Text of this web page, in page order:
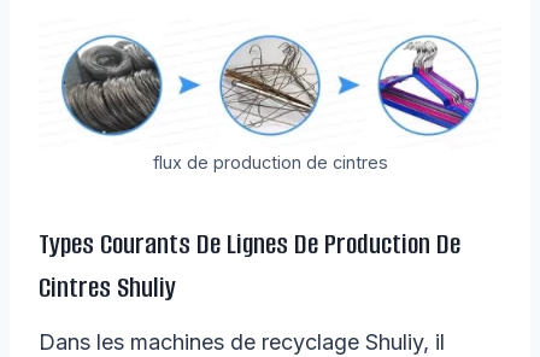
flux de production de cintres
Types Courants De Lignes De Production De
Cintres Shuliy
Dans les machines de recyclage Shuliy, il